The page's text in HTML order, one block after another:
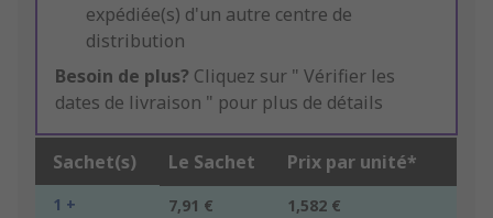
expédiée(s) d'un autre centre de
distribution
Besoin de plus? Cliquez sur " Vérifier les
dates de livraison " pour plus de détails
Sachet(s) Le Sachet Prix par unité*
1 + 7,91 € 1,582 €